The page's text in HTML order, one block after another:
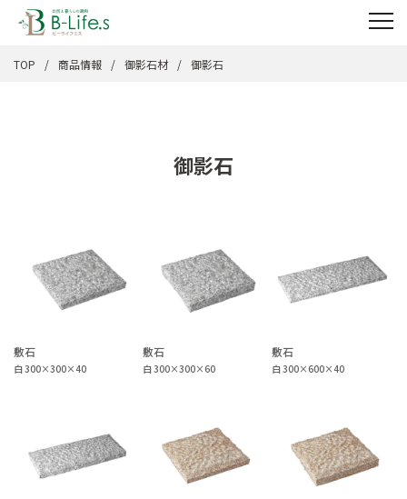
TOP 商品情報 御影石材 御影石
御影石
敷石
白 300×300×40
敷石
白 300×300×60
敷石
白 300×600×40